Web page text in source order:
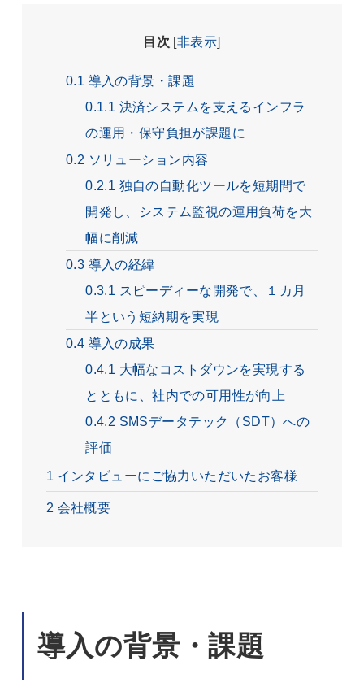
目次 [非表示]
0.1 導入の背景・課題
0.1.1 決済システムを支えるインフラ
の運用・保守負担が課題に
0.2 ソリューション内容
0.2.1 独自の自動化ツールを短期間で
開発し、システム監視の運用負荷を大
幅に削減
0.3 導入の経緯
0.3.1 スピーディーな開発で、１カ月
半という短納期を実現
0.4 導入の成果
0.4.1 大幅なコストダウンを実現する
とともに、社内での可用性が向上
0.4.2 SMSデータテック（SDT）への
評価
1 インタビューにご協力いただいたお客様
2 会社概要
導入の背景・課題